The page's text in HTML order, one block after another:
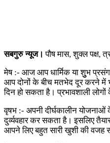
सबगुरु न्यूज। पौष मास, शुक्ल पक्ष,
मेष :- आज आप धार्मिक या शुुुभ प्रसंग
आप दोनों के बीच मतभेद दूर करने में
दिन हो सकता है। प्रभावशाली
वृषभ :- अपनी दीर्घकालीन
दुर्व्यवहार कर सकता है। इसलिए
आपने लिए बहुत सारी खुशी की वजह